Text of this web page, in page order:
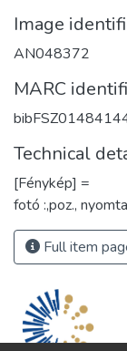
Image
AN048372
MARC
Technical
[Fénykép] =
fotó :,poz.,
Full item